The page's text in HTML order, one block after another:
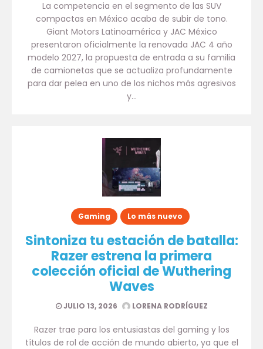
La competencia en el segmento de las SUV
compactas en México acaba de subir de tono.
Giant Motors Latinoamérica y JAC México
presentaron oficialmente la renovada JAC 4 año
modelo 2027, la propuesta de entrada a su familia
de camionetas que se actualiza profundamente
para dar pelea en uno de los nichos más agresivos
y…
Gaming Lo más nuevo
Sintoniza tu estación de batalla:
Razer estrena la primera
colección oficial de Wuthering
Waves
JULIO 13, 2026 LORENA RODRÍGUEZ
Razer trae para los entusiastas del gaming y los
títulos de rol de acción de mundo abierto, ya que el